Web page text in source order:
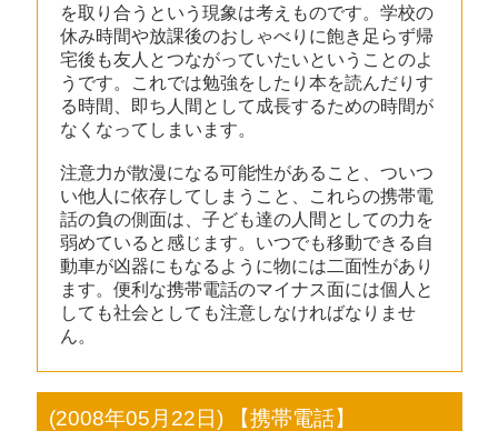
を取り合うという現象は考えものです。学校の
休み時間や放課後のおしゃべりに飽き足らず帰
宅後も友人とつながっていたいということのよ
うです。これでは勉強をしたり本を読んだりす
る時間、即ち人間として成長するための時間が
なくなってしまいます。
注意力が散漫になる可能性があること、ついつ
い他人に依存してしまうこと、これらの携帯電
話の負の側面は、子ども達の人間としての力を
弱めていると感じます。いつでも移動できる自
動車が凶器にもなるように物には二面性があり
ます。便利な携帯電話のマイナス面には個人と
しても社会としても注意しなければなりませ
ん。
(2008年05月22日) 【携帯電話】